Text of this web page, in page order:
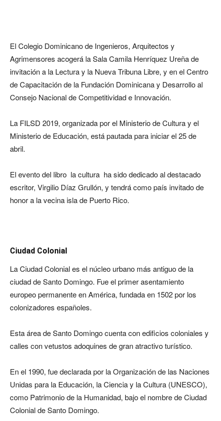
El Colegio Dominicano de Ingenieros, Arquitectos y
Agrimensores acogerá la Sala Camila Henríquez Ureña de
invitación a la Lectura y la Nueva Tribuna Libre, y en el Centro
de Capacitación de la Fundación Dominicana y Desarrollo al
Consejo Nacional de Competitividad e Innovación.
La FILSD 2019, organizada por el Ministerio de Cultura y el
Ministerio de Educación, está pautada para iniciar el 25 de
abril.
El evento del libro la cultura ha sido dedicado al destacado
escritor, Virgilio Díaz Grullón, y tendrá como país invitado de
honor a la vecina isla de Puerto Rico.
Ciudad Colonial
La Ciudad Colonial es el núcleo urbano más antiguo de la
ciudad de Santo Domingo. Fue el primer asentamiento
europeo permanente en América, fundada en 1502 por los
colonizadores españoles.
Esta área de Santo Domingo cuenta con edificios coloniales y
calles con vetustos adoquines de gran atractivo turístico.
En el 1990, fue declarada por la Organización de las Naciones
Unidas para la Educación, la Ciencia y la Cultura (UNESCO),
como Patrimonio de la Humanidad, bajo el nombre de Ciudad
Colonial de Santo Domingo.